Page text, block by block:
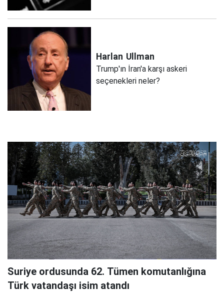
Harlan Ullman
Trump'ın İran'a karşı askeri
seçenekleri neler?
Suriye ordusunda 62. Tümen komutanlığına
Türk vatandaşı isim atandı